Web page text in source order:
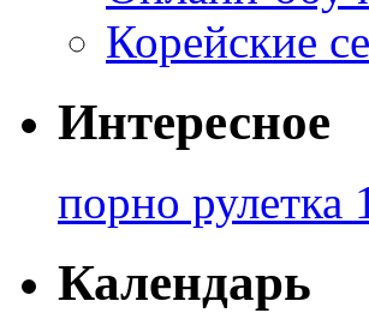
Корейские
Интересное
порно рулетка
Календарь